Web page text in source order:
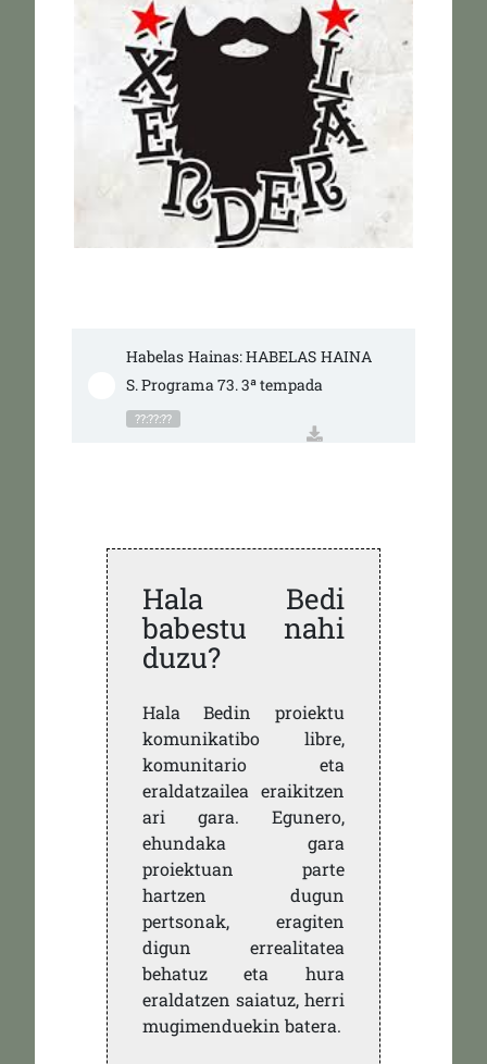
Habelas Hainas: HABELAS HAINA
S. Programa 73. 3ª tempada
??:??:??
Hala Bedi
babestu nahi
duzu?
Hala Bedin proiektu
komunikatibo libre,
komunitario eta
eraldatzailea eraikitzen
ari gara. Egunero,
ehundaka gara
proiektuan parte
hartzen dugun
pertsonak, eragiten
digun errealitatea
behatuz eta hura
eraldatzen saiatuz, herri
mugimenduekin batera.